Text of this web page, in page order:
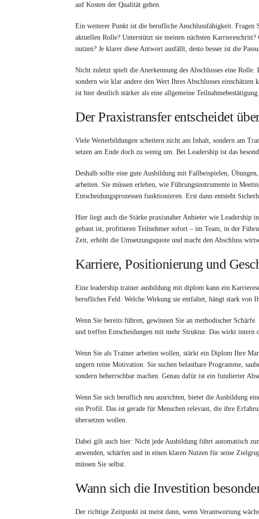
auf Kosten der Qualität gehen.
Ein weiterer Punkt ist die berufliche Anschlussfähigkeit.
aktuellen Rolle? Unterstützt sie meinen nächsten
nutzen? Je klarer diese Antwort ausfällt, desto besser ist die
Nicht zuletzt spielt die Anerkennung des Abschlusses eine
sondern wie klar andere den Wert Ihres Abschlusses
ist hier deutlich stärker als eine allgemeine Teilnahmebestätigung.
Der Praxistransfer entscheidet
Viele Weiterbildungen scheitern nicht am Inhalt, sondern am
setzen am Ende doch zu wenig um. Bei Leadership ist das
Deshalb sollte eine gute Ausbildung mit Fallbeispielen,
arbeiten. Sie müssen erleben, wie Führungsinstrumente in
Entscheidungsprozessen funktionieren. Erst dann entsteht
Hier liegt auch die Stärke praxisnaher Anbieter wie Leadership
gebaut ist, profitieren Teilnehmer sofort – im Team, in der
Zeit, erhöht die Umsetzungsquote und macht den Abschluss
Karriere, Positionierung und
Eine leadership trainer ausbildung mit diplom kann ein
berufliches Feld. Welche Wirkung sie entfaltet, hängt stark von
Wenn Sie bereits führen, gewinnen Sie an methodischer
und treffen Entscheidungen mit mehr Struktur. Das wirkt intern
Wenn Sie als Trainer arbeiten wollen, stärkt ein Diplom Ihre
ungern reine Motivation. Sie suchen belastbare Programme,
sondern beherrschbar machen. Genau dafür ist ein fundierter
Wenn Sie sich beruflich neu ausrichten, bietet die Ausbildung
ein Profil. Das ist gerade für Menschen relevant, die ihre
übersetzen wollen.
Dabei gilt auch hier: Nicht jede Ausbildung führt automatisch
anwenden, schärfen und in einen klaren Nutzen für seine
müssen Sie selbst.
Wann sich die Investition
Der richtige Zeitpunkt ist meist dann, wenn Verantwortung